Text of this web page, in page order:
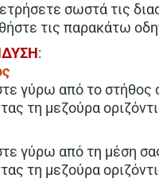
σωστά τις
τις παρακάτω
:
γύρω από το στήθος
τη μεζούρα
γύρω από τη μέση
τη μεζούρα